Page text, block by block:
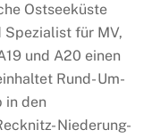
Ostseeküste
Spezialist für MV,
und A20 einen
Rund- Um-
in den
Niederung-